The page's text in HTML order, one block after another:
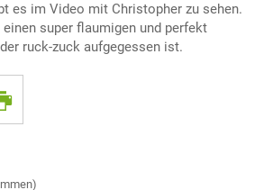
es im Video mit Christopher zu sehen.
super flaumigen und perfekt
ruck-zuck aufgegessen ist.